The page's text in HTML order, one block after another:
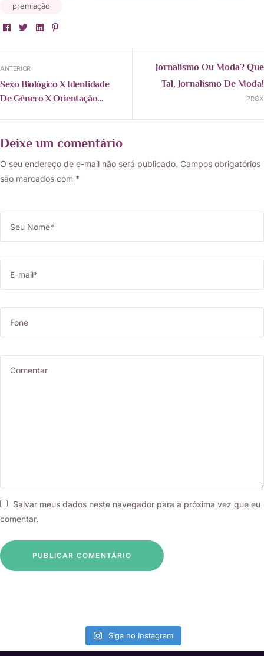
premiação
Facebook
TwitterLinkedin
Pinterest
ANTERIOR
Sexo Biológico X Identidade
De Gênero X Orientação
PRÓX
Jornalismo Ou Moda? Que
Tal, Jornalismo De Moda!
Deixe um comentário
O seu endereço de e-mail não será publicado. Campos obrigatórios
são marcados com *
Salvar meus dados neste navegador para a próxima vez que eu
comentar.
Siga no Instagram